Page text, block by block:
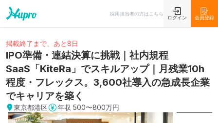
採用担当者の方はこちら
ログイン 会員登録
掲載終了まで、あと8日
IPO準備・連結決算に挑戦｜社内規程
SaaS「KiteRa」でスキルアップ｜月残業10h
程度・フレックス。3,600社導入の急成長企業
でキャリアを築く
東京都港区 年収 500〜800万円